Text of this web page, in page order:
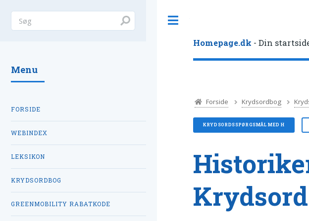
Homepage.dk - Din
Forside Krydsordbog
KRYDSORDSSPØRGSMÅL MED H
Krydsord
Menu
FORSIDE
WEBINDEX
LEKSIKON
KRYDSORDBOG
GREENMOBILITY RABATKODE